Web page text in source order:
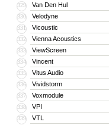
329 Van Den Hul
330 Velodyne
331 Vicoustic
332 Vienna Acoustics
333 ViewScreen
334 Vincent
335 Vitus Audio
336 Vividstorm
337 Voxmodule
338 VPI
339 VTL